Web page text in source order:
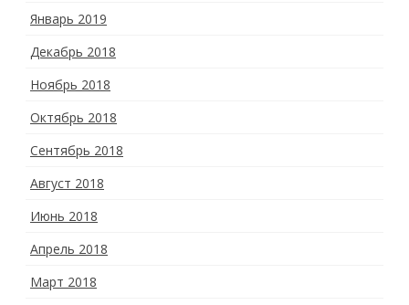
Январь 2019
Декабрь 2018
Ноябрь 2018
Октябрь 2018
Сентябрь 2018
Август 2018
Июнь 2018
Апрель 2018
Март 2018